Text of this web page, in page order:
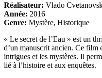
Réalisateur: Vlado
Année: 2016
Genre: Mystère, Historique
« Le secret de l’Eau » est un
d’un manuscrit ancien. Ce film
intrigues et les mystères. Il
lié à l’histoire et aux enquêtes.